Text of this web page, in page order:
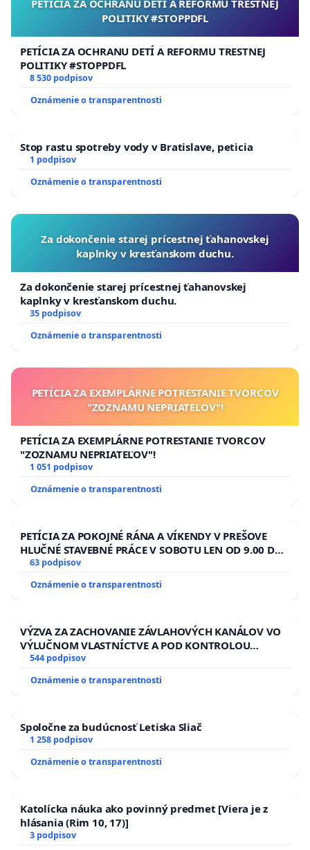
PETÍCIA ZA OCHRANU DETÍ A REFORMU TRESTNEJ
POLITIKY #STOPPDFL
PETÍCIA ZA OCHRANU DETÍ A REFORMU TRESTNEJ
POLITIKY #STOPPDFL
8 530 podpisov
Oznámenie o transparentnosti
Stop rastu spotreby vody v Bratislave, peticia
1 podpisov
Oznámenie o transparentnosti
Za dokončenie starej prícestnej ťahanovskej
kaplnky v kresťanskom duchu.
Za dokončenie starej prícestnej ťahanovskej
kaplnky v kresťanskom duchu.
35 podpisov
Oznámenie o transparentnosti
PETÍCIA ZA EXEMPLÁRNE POTRESTANIE TVORCOV
"ZOZNAMU NEPRIATEĽOV"!
PETÍCIA ZA EXEMPLÁRNE POTRESTANIE TVORCOV
"ZOZNAMU NEPRIATEĽOV"!
1 051 podpisov
Oznámenie o transparentnosti
PETÍCIA ZA POKOJNÉ RÁNA A VÍKENDY V PREŠOVE
HLUČNÉ STAVEBNÉ PRÁCE V SOBOTU LEN OD 9.00 DO
13.00 HOD., CEZ PRACOVNÝ TÝŽDEŇ CIEĽ 8.00 – 18.00
ĎUMBIERSKEJ/MAGU
63 podpisov
Oznámenie o transparentnosti
VÝZVA ZA ZACHOVANIE ZÁVLAHOVÝCH KANÁLOV VO
VÝLUČNOM VLASTNÍCTVE A POD KONTROLOU
SLOVENSKEJ REPUBLIKY & žiadosť na riešenie
kanálov na Slovensku
544 podpisov
Oznámenie o transparentnosti
Spoločne za budúcnosť Letiska Sliač
1 258 podpisov
Oznámenie o transparentnosti
Katolícka náuka ako povinný predmet [Viera je z
hlásania (Rim 10, 17)]
3 podpisov